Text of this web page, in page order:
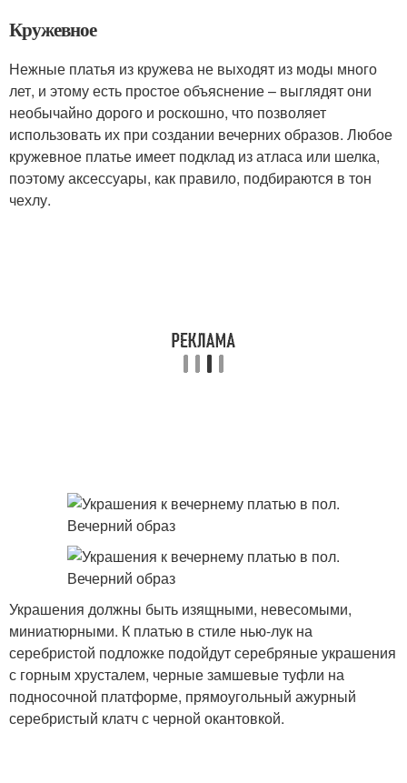
Кружевное
Нежные платья из кружева не выходят из моды много
лет, и этому есть простое объяснение – выглядят они
необычайно дорого и роскошно, что позволяет
использовать их при создании вечерних образов. Любое
кружевное платье имеет подклад из атласа или шелка,
поэтому аксессуары, как правило, подбираются в тон
чехлу.
Украшения должны быть изящными, невесомыми,
миниатюрными. К платью в стиле нью-лук на
серебристой подложке подойдут серебряные украшения
с горным хрусталем, черные замшевые туфли на
подносочной платформе, прямоугольный ажурный
серебристый клатч с черной окантовкой.